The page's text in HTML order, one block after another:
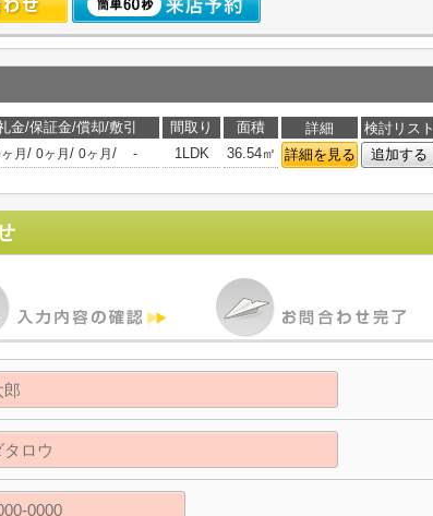
金/保証金/償却/敷引 間取り 面積 詳細
検討リスト
月 / 0ヶ月 / 0ヶ月 / - 1LDK 36.54㎡ 詳細を見る 追加する